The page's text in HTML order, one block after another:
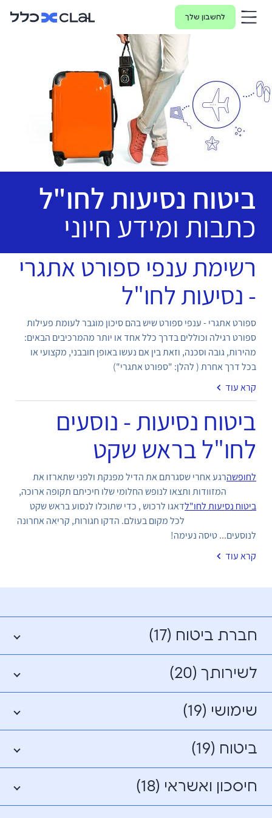
לחשבון שלך
ביטוח נסיעות לחו"ל
כתבות ומידע חיוני
רשימת ענפי ספורט אתגרי
- נסיעות לחו"ל
ספורט אתגרי - ענפי ספורט שיש בהם סיכון מוגבר לעומת פעילות
ספורט רגילה וכוללים בדרך כלל אחד או יותר מהמרכיבים הבאים:
מהירות, גובה וסכנה, וזאת בין אם נעשו באופן חובבני, מקצועי או
בכל דרך אחרת ( להלן: "ספורט אתגרי")
קרא עוד
ביטוח נסיעות - נוסעים
לחו"ל בראש שקט
רגע אחרי שסגרתם את הדיללחופשה
מפנקת ולפני שתארזו את
המזוודות ותצאו לנופש החלומי שלו חיכיתם תקופה ארוכה,
דאגו לרכושביטוח נסיעות לחו"ל
, כדי שתוכלו לנסוע בראש שקט
לכל מקום בעולם. הדקו חגורות, קריאה אחרונה
לנוסעים... טיסה נעימה!
קרא עוד
חברת ביטוח (17)
לשירותך (20)
שימושי (19)
ביטוח (19)
חיסכון ואשראי (18)